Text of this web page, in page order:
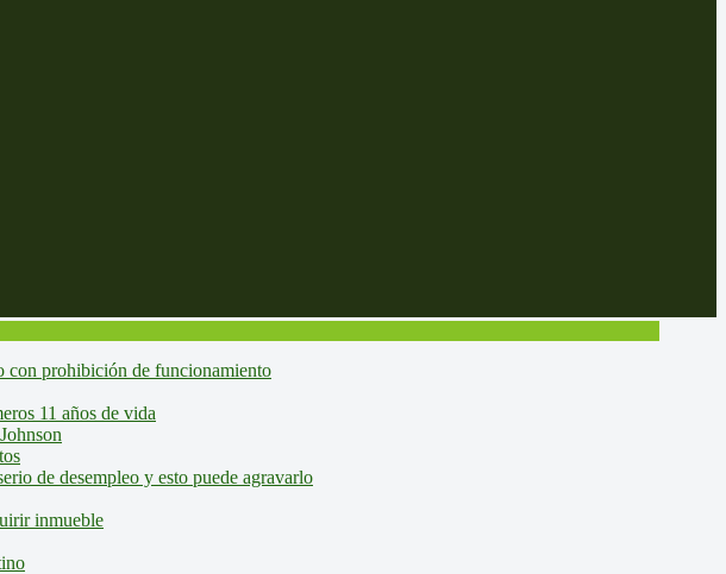
con prohibición de funcionamiento
11 años de vida
de desempleo y esto puede agravarlo
inmueble